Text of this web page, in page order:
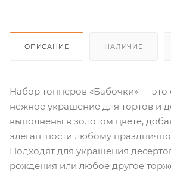
ОПИСАНИЕ НАЛИЧИЕ
Набор топперов «Бабочки» — это
нежное украшение для тортов и
выполнены в золотом цвете,
элегантности любому
Подходят для украшения
рождения или любое другое